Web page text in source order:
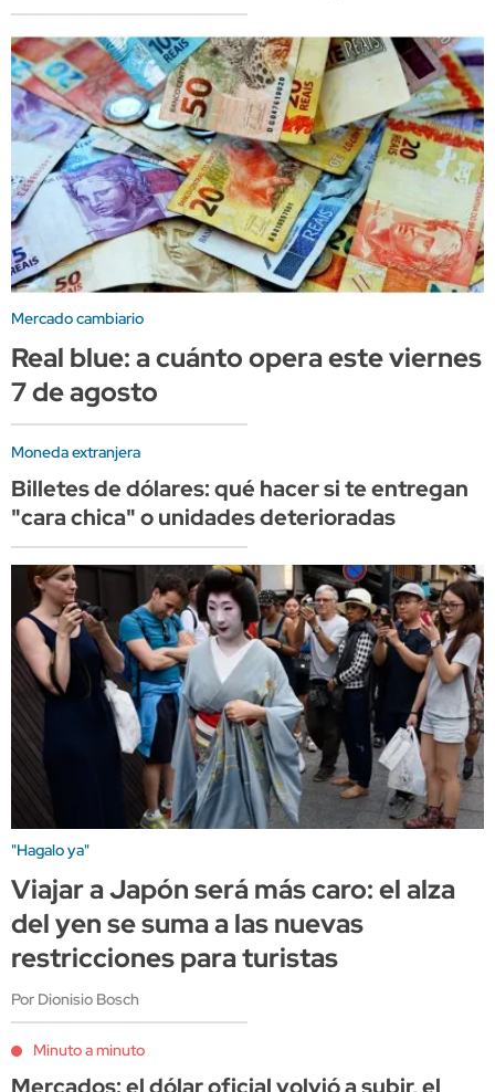
Mercado cambiario
Real blue: a cuánto opera este viernes
7 de agosto
Moneda extranjera
Billetes de dólares: qué hacer si te entregan
"cara chica" o unidades deterioradas
"Hagalo ya"
Viajar a Japón será más caro: el alza
del yen se suma a las nuevas
restricciones para turistas
Por Dionisio Bosch
Minuto a minuto